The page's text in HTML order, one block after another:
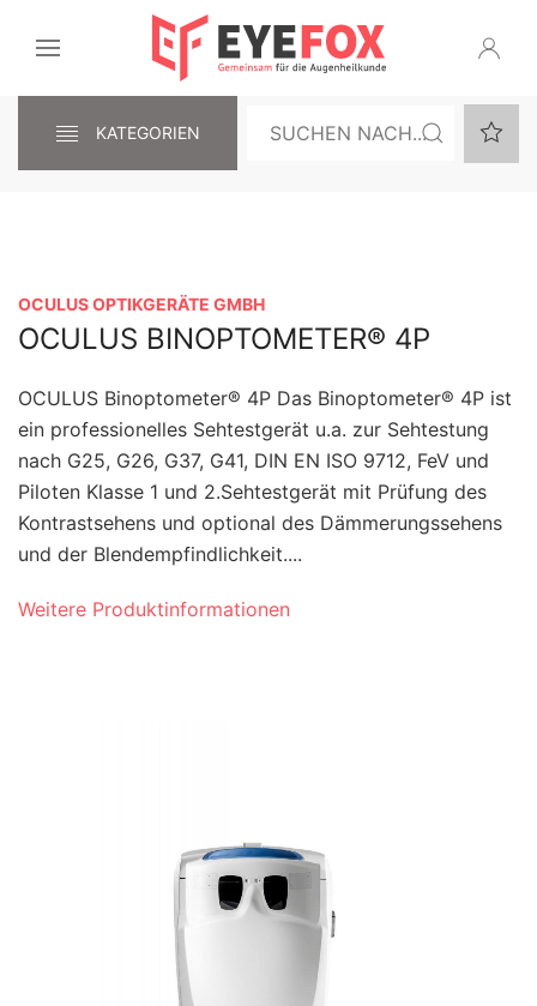
KATEGORIEN
OCULUS OPTIKGERÄTE GMBH
OCULUS BINOPTOMETER® 4P
OCULUS Binoptometer® 4P Das Binoptometer® 4P ist
ein professionelles Sehtestgerät u.a. zur Sehtestung
nach G25, G26, G37, G41, DIN EN ISO 9712, FeV und
Piloten Klasse 1 und 2.Sehtestgerät mit Prüfung des
Kontrastsehens und optional des Dämmerungssehens
und der Blendempfindlichkeit....
Weitere Produktinformationen